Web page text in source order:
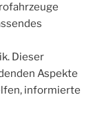
Dieser
Aspekte
informierte